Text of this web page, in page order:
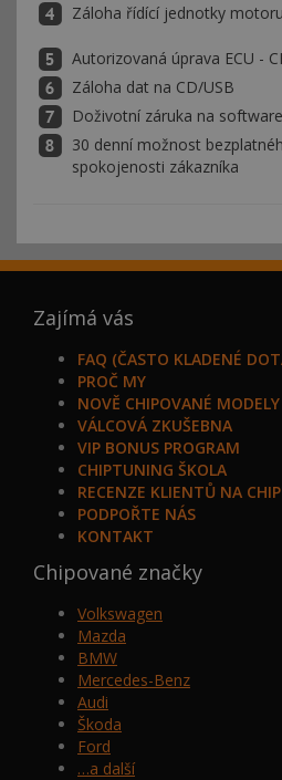
Záloha řídící jednotky motoru
Autorizovaná úprava ECU -
Záloha dat na CD/USB
Doživotní záruka na software
30 denní možnost
spokojenosti zákazníka
Zajímá vás
FAQ (ČASTO KLADENÉ
PROČ MY
NOVĚ CHIPOVANÉ MODELY
VÁLCOVÁ ZKUŠEBNA
VIP BONUS PROGRAM
CHIPTUNING ŠKOLA
RECENZE KLIENTŮ NA
PODPOŘTE NÁS
KONTAKT
Chipované značky
Volkswagen
Mazda
BMW
Mercedes-Benz
Audi
Škoda
Ford
…a další